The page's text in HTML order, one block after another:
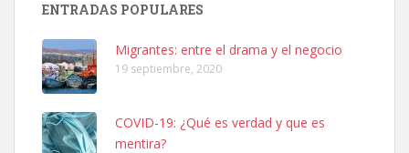
Leales.org » Gran Canaria
ENTRADAS POPULARES
Migrantes: entre el drama y el negocio
19 septiembre, 2020
COVID-19: ¿Qué es verdad y que es
mentira?